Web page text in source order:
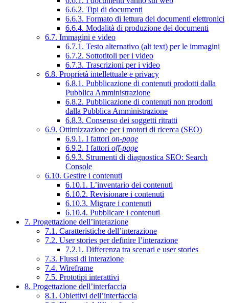
6.6.2. Tipi di documenti
6.6.3. Formato di lettura dei documenti elettronici
6.6.4. Modalità di produzione dei documenti
6.7. Immagini e video
6.7.1. Testo alternativo (alt text) per le immagini
6.7.2. Sottotitoli per i video
6.7.3. Trascrizioni per i video
6.8. Proprietà intellettuale e privacy
6.8.1. Pubblicazione di contenuti prodotti dalla
Pubblica Amministrazione
6.8.2. Pubblicazione di contenuti non prodotti
dalla Pubblica Amministrazione
6.8.3. Consenso dei soggetti ritratti
6.9. Ottimizzazione per i motori di ricerca (SEO)
6.9.1. I fattori on-page
6.9.2. I fattori off-page
6.9.3. Strumenti di diagnostica SEO: Search
Console
6.10. Gestire i contenuti
6.10.1. L’inventario dei contenuti
6.10.2. Revisionare i contenuti
6.10.3. Migrare i contenuti
6.10.4. Pubblicare i contenuti
7. Progettazione dell’interazione
7.1. Caratteristiche dell’interazione
7.2. User stories per definire l’interazione
7.2.1. Differenza tra scenari e user stories
7.3. Flussi di interazione
7.4. Wireframe
7.5. Prototipi interattivi
8. Progettazione dell’interfaccia
8.1. Obiettivi dell’interfaccia